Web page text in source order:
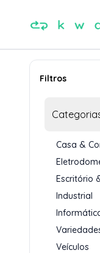
Filtros
Casa &
Escritório
Industrial
Veículos